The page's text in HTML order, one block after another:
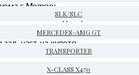
SLK/SLC
MERCEDES-AMG GT
TRANSPORTER
X-CLASS X470
с Memory
колона и огледало)
част (2 екрана)
част на купето